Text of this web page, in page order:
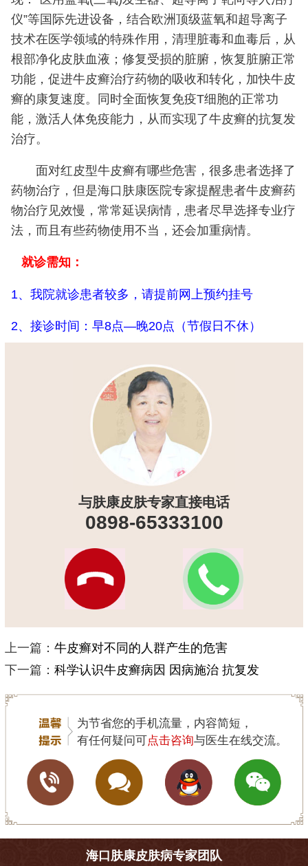
仪”等国际先进设备，结合欧洲顶级蓝氧和超导离子
技术在医学领域的特殊作用，清理脏毒和血毒后，从
根部净化皮肤血液；修复受损的脏腑，恢复脏腑正常
功能，促进牛皮癣治疗药物的吸收和转化，加快牛皮
癣的康复速度。同时全面恢复免疫T细胞的正常功
能，激活人体免疫能力，从而实现了牛皮癣的抗复发
治疗。
面对红皮型牛皮癣有哪些危害，很多患者选择了
药物治疗，但是海口肤康医院专家提醒患者牛皮癣药
物治疗见效慢，常常延误病情，患者尽早选择专业疗
法，而且有些药物使用不当，还会加重病情。
就诊需知：
1、我院就诊患者较多，请提前网上预约挂号
2、接诊时间：早8点—晚20点（节假日不休）
与肤康皮肤专家直接电话
0898-65333100
上一篇： 牛皮癣对不同的人群产生的危害
下一篇： 科学认识牛皮癣病因 因病施治 抗复发
为节省您的手机流量，内容简短，
有任何疑问可点击咨询与医生在线交流。
海口肤康皮肤病专家团队